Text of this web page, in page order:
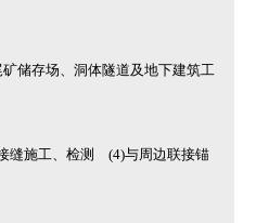
储存场、洞体隧道及地下建筑工
施工、检测 (4)与周边联接锚